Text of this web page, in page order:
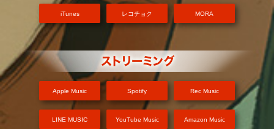
iTunes レコチョク MORA
Apple Music Spotify Rec Music
LINE MUSIC YouTube Music Amazon Music